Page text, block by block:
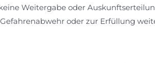
Weitergabe oder
oder zur Erfüllung